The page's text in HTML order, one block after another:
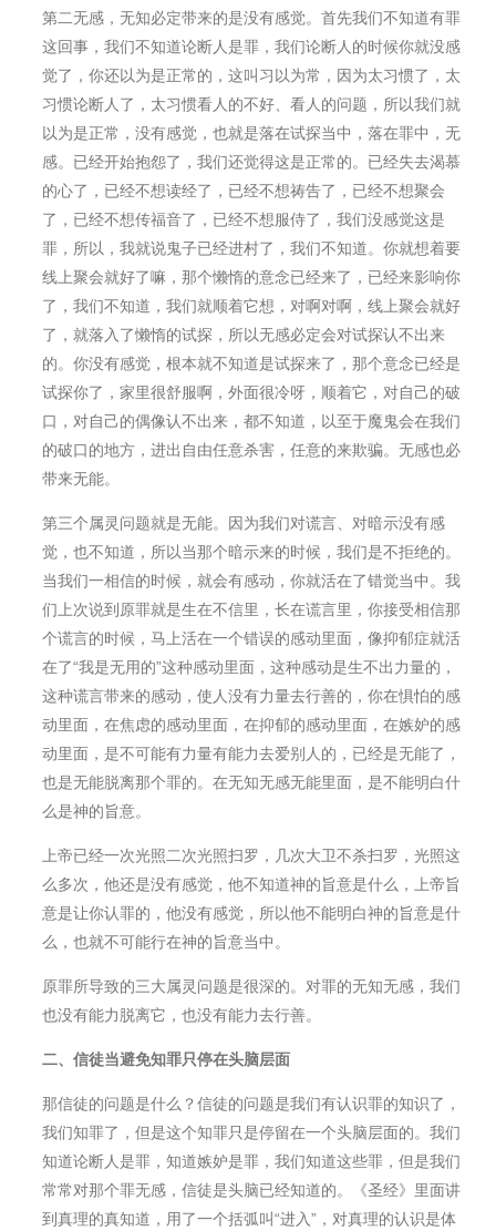
第二无感，无知必定带来的是没有感觉。首先我们不知道有罪
这回事，我们不知道论断人是罪，我们论断人的时候你就没感
觉了，你还以为是正常的，这叫习以为常，因为太习惯了，太
习惯论断人了，太习惯看人的不好、看人的问题，所以我们就
以为是正常，没有感觉，也就是落在试探当中，落在罪中，无
感。已经开始抱怨了，我们还觉得这是正常的。已经失去渴慕
的心了，已经不想读经了，已经不想祷告了，已经不想聚会
了，已经不想传福音了，已经不想服侍了，我们没感觉这是
罪，所以，我就说⻤子已经进村了，我们不知道。你就想着要
线上聚会就好了嘛，那个懒惰的意念已经来了，已经来影响你
了，我们不知道，我们就顺着它想，对啊对啊，线上聚会就好
了，就落入了懒惰的试探，所以无感必定会对试探认不出来
的。你没有感觉，根本就不知道是试探来了，那个意念已经是
试探你了，家里很舒服啊，外面很冷呀，顺着它，对自己的破
口，对自己的偶像认不出来，都不知道，以至于魔⻤会在我们
的破口的地方，进出自由任意杀害，任意的来欺骗。无感也必
带来无能。
第三个属灵问题就是无能。因为我们对谎言、对暗示没有感
觉，也不知道，所以当那个暗示来的时候，我们是不拒绝的。
当我们一相信的时候，就会有感动，你就活在了错觉当中。我
们上次说到原罪就是生在不信里，⻓在谎言里，你接受相信那
个谎言的时候，⻢上活在一个错误的感动里面，像抑郁症就活
在了“我是无用的”这种感动里面，这种感动是生不出力量的，
这种谎言带来的感动，使人没有力量去行善的，你在惧怕的感
动里面，在焦虑的感动里面，在抑郁的感动里面，在嫉妒的感
动里面，是不可能有力量有能力去爱别人的，已经是无能了，
也是无能脱离那个罪的。在无知无感无能里面，是不能明白什
么是神的旨意。
上帝已经一次光照二次光照扫罗，几次大卫不杀扫罗，光照这
么多次，他还是没有感觉，他不知道神的旨意是什么，上帝旨
意是让你认罪的，他没有感觉，所以他不能明白神的旨意是什
么，也就不可能行在神的旨意当中。
原罪所导致的三大属灵问题是很深的。对罪的无知无感，我们
也没有能力脱离它，也没有能力去行善。
二、信徒当避免知罪只停在头脑层面
那信徒的问题是什么？信徒的问题是我们有认识罪的知识了，
我们知罪了，但是这个知罪只是停留在一个头脑层面的。我们
知道论断人是罪，知道嫉妒是罪，我们知道这些罪，但是我们
常常对那个罪无感，信徒是头脑已经知道的。《圣经》里面讲
到真理的真知道，用了一个括弧叫“进入”，对真理的认识是体